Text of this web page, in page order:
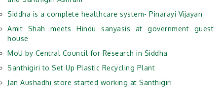
Siddha is a complete healthcare system- Pinarayi Vijayan
Amit Shah meets Hindu sanyasis at government guest
house
MoU by Central Council for Research in Siddha
Santhigiri to Set Up Plastic Recycling Plant
Jan Aushadhi store started working at Santhigiri